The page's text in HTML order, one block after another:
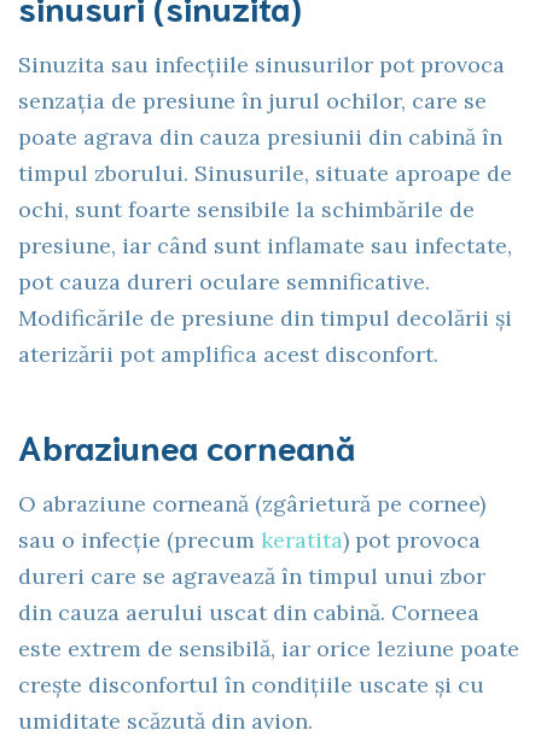
Sinuzita sau infecțiile sinusurilor pot provoca
senzația de presiune în jurul ochilor, care se
poate agrava din cauza presiunii din cabină în
timpul zborului. Sinusurile, situate aproape de
ochi, sunt foarte sensibile la schimbările de
presiune, iar când sunt inflamate sau infectate,
pot cauza dureri oculare semnificative.
Modificările de presiune din timpul decolării și
aterizării pot amplifica acest disconfort.
Abraziunea corneană
O abraziune corneană (zgârietură pe cornee)
sau o infecție (precum keratita) pot provoca
dureri care se agravează în timpul unui zbor
din cauza aerului uscat din cabină. Corneea
este extrem de sensibilă, iar orice leziune poate
crește disconfortul în condițiile uscate și cu
umiditate scăzută din avion.